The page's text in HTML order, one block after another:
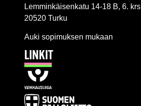
Lemminkäisenkatu 14-18 B, 6. krs
20520 Turku
Auki sopimuksen mukaan
LINKIT